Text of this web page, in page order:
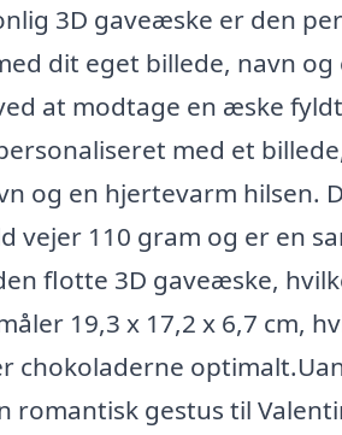
3D gaveæske er den
dit eget billede, navn
at modtage en æske
med et
og en hjertevarm hilsen.
vejer 110 gram og er en
flotte 3D gaveæske,
19,3 x 17,2 x 6,7 cm,
chokoladerne
romantisk gestus til